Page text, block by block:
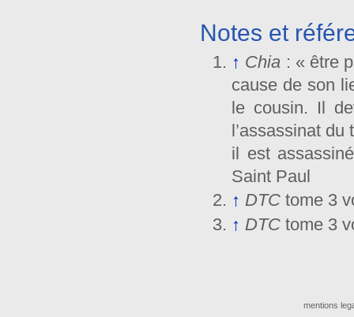
Notes et
↑ Chia : « être
cause de son
le cousin. Il
l’assassinat
il est
Saint Paul
↑ DTC tome 3
↑ DTC tome 3
mentions